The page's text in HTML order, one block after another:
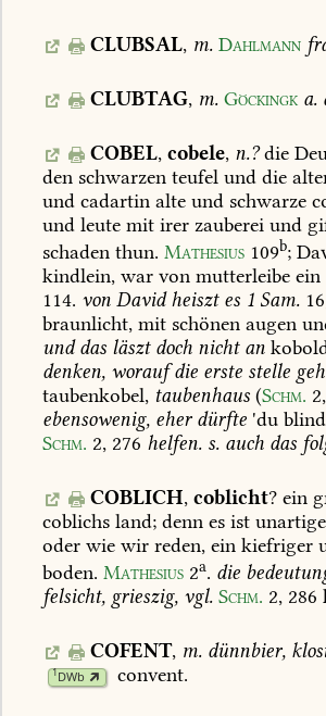
n.
m.
m.
m.
,m.
,n.
CLUBSAL, m. Dahlmann
CLUBTAG, m. Göckingk a.
COBEL, cobele, n.?die
den schwarzen teufel und die
und cadartin alte und schwarze
und leute mit irer zauberei und
schaden thun. Mathesius 109b;
kindlein, war von mutterleibe ein
114. von Davidheisztes 1 Sam.
braunlicht, mit schönen augen
unddas läsztdoch nichtan
denken, woraufdie erste stelle
taubenkobel, taubenhaus (Schm. 2,
ebensowenig, eherdürfte 'du
Schm. 2, 276 helfen. s. auch das
COBLICH, coblicht?ein
coblichs land; denn es ist
oder wie wir reden, ein kiefriger
boden. Mathesius 2a. die
felsicht, grieszig, vgl. Schm. 2, 286
COFENT, m. dünnbier,
1DWb convent.